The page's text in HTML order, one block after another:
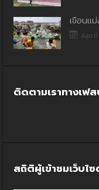
เขื่อนแ
ติดตามเราทางเฟ
สถิติผู้เข้าชมเว็บไ